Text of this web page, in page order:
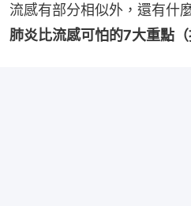
流感有部分相似外，還有什
肺炎比流感可怕的7大重點（